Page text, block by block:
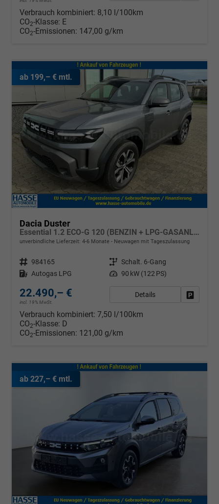
Verbrauch kombiniert: 8,10 l/100km
CO2-Klasse: E
CO2-Emissionen: 147,00 g/km
ab 199,– € mtl.
Dacia Duster
Essential 1.2 ECO-G 120 (BENZIN + LPG-GASANLAGE), Klimaanlage, Parksensoren hinten, LED-Scheinwerfer, Radio Media Control, Dachreling, Tempomat, Verkehrszeichenerkennung, Spurassistent
unverbindliche Lieferzeit: 4-6 Monate Neuwagen mit Tageszulassung
Fahrzeugnr. 984165 Getriebe Schalt. 6-Gang
Kraftstoff Autogas LPG Leistung 90 kW (122 PS)
22.490,– €
incl. 19% MwSt.
Details
Verbrauch kombiniert: 7,50 l/100km
CO2-Klasse: D
CO2-Emissionen: 121,00 g/km
ab 227,– € mtl.